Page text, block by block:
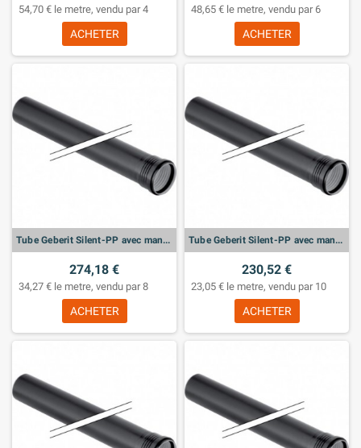
54,70 € le metre, vendu par 4
ACHETER
48,65 € le metre, vendu par 6
ACHETER
Tube Geberit Silent-PP avec manchon: d:75mm, L:300cm
274,18 €
34,27 € le metre, vendu par 8
ACHETER
Tube Geberit Silent-PP avec manchon: d:50mm, L:300cm
230,52 €
23,05 € le metre, vendu par 10
ACHETER